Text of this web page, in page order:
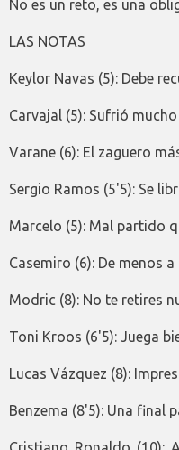
No es un reto, es una
LAS NOTAS
Keylor Navas (5): Debe
Carvajal (5): Sufrió
Varane (6): El zaguero
Sergio Ramos (5'5): Se
Marcelo (5): Mal partido
Casemiro (6): De menos a
Modric (8): No te retires
Toni Kroos (6'5): Juega
Lucas Vázquez (8):
Benzema (8'5): Una final